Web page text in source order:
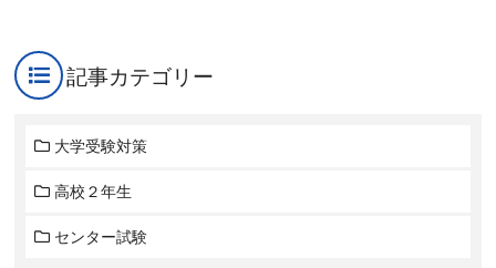
記事カテゴリー
大学受験対策
高校２年生
センター試験